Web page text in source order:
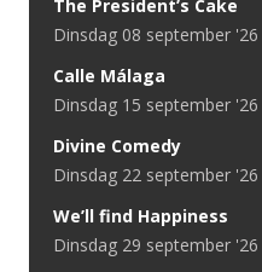
The President’s Cake
dinsdag 08 september
Calle Málaga
dinsdag 15 september
Divine Comedy
dinsdag 22 september
We’ll find Happiness
dinsdag 29 september